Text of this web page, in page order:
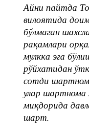
Айни пайтда
вилоятида
бўлмаган
рақамлари
мулкка эга
рўйхатидан
сотди
улар шартнома
миқдорида
шарт.